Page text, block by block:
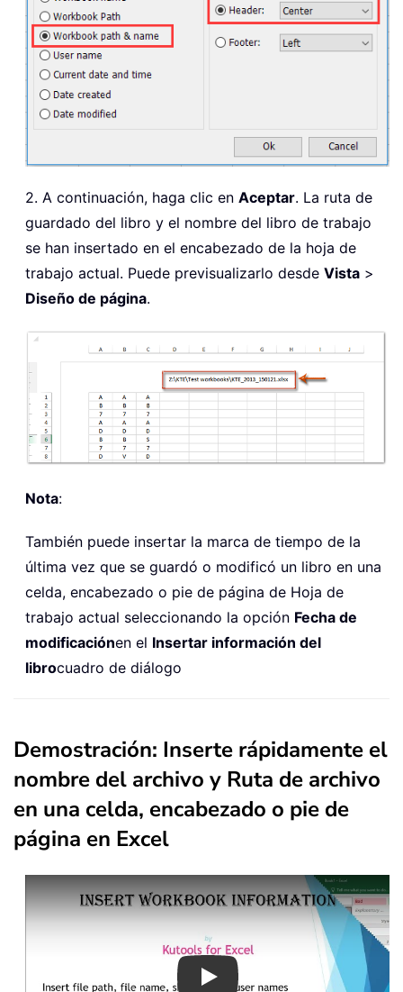
2. A continuación, haga clic en Aceptar. La ruta de
guardado del libro y el nombre del libro de trabajo
se han insertado en el encabezado de la hoja de
trabajo actual. Puede previsualizarlo desde Vista >
Diseño de página.
Nota:
También puede insertar la marca de tiempo de la
última vez que se guardó o modificó un libro en una
celda, encabezado o pie de página de Hoja de
trabajo actual seleccionando la opción Fecha de
modificaciónen el Insertar información del
librocuadro de diálogo
Demostración: Inserte rápidamente el
nombre del archivo y Ruta de archivo
en una celda, encabezado o pie de
página en Excel
Play